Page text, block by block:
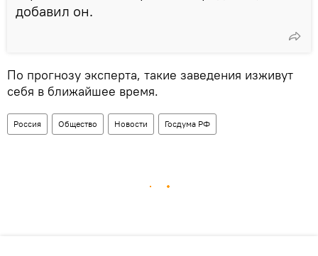
добавил он.
По прогнозу эксперта, такие заведения изживут
себя в ближайшее время.
Россия Общество Новости Госдума РФ